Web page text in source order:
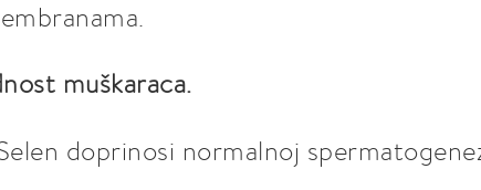
muškaraca.
doprinosi normalnoj